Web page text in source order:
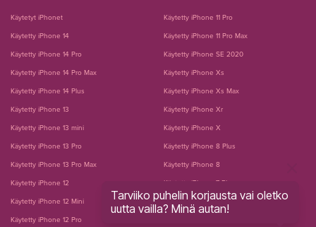
Käytetyt iPhonet
Käytetty iPhone 14
Käytetty iPhone 14 Pro
Käytetty iPhone 14 Pro Max
Käytetty iPhone 14 Plus
Käytetty iPhone 13
Käytetty iPhone 13 mini
Käytetty iPhone 13 Pro
Käytetty iPhone 13 Pro Max
Käytetty iPhone 12
Käytetty iPhone 12 Mini
Käytetty iPhone 12 Pro
Käytetty iPhone 11 Pro
Käytetty iPhone 11 Pro Max
Käytetty iPhone SE 2020
Käytetty iPhone Xs
Käytetty iPhone Xs Max
Käytetty iPhone Xr
Käytetty iPhone X
Käytetty iPhone 8 Plus
Käytetty iPhone 8
Käytetty iPhone 7 Plus
Käytetty iPhone 7
Tarviiko puhelin korjausta vai oletko
uutta vailla? Minä autan!